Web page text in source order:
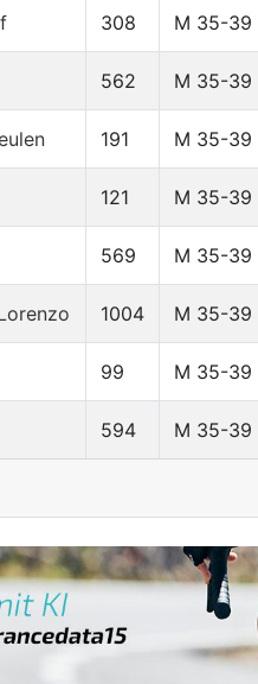
308 M 35-39
562 M 35-39
191 M 35-39
121 M 35-39
569 M 35-39
1004 M 35-39
99 M 35-39
594 M 35-39